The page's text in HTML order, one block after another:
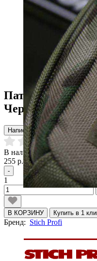
Патч ПВХ
Черный Velcro
Написать отзыв
В наличии
255 р. 284 р.
-
1
В КОРЗИНУ Купить в 1
Бренд: Stich Profi